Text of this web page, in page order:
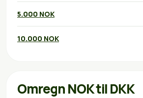
5.000 NOK
10.000 NOK
Omregn NOK til DKK